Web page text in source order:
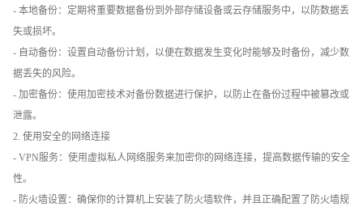
- 本地备份：定期将重要数据备份到外部存储设备或云存储服务中，以防数据丢
失或损坏。
- 自动备份：设置自动备份计划，以便在数据发生变化时能够及时备份，减少数
据丢失的风险。
- 加密备份：使用加密技术对备份数据进行保护，以防止在备份过程中被篡改或
泄露。
2. 使用安全的网络连接
- VPN服务：使用虚拟私人网络服务来加密你的网络连接，提高数据传输的安全
性。
- 防火墙设置：确保你的计算机上安装了防火墙软件，并且正确配置了防火墙规